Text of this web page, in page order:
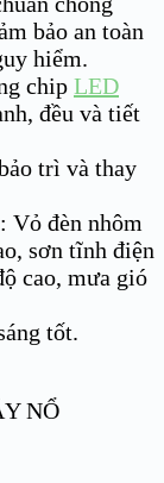
bảo an toàn
hiểm.
chip LED
đều và tiết
trì và thay
Vỏ đèn nhôm
sơn tĩnh điện
cao, mưa gió
tốt.